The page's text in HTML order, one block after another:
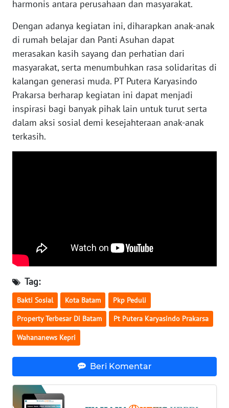
harmonis antara perusahaan dan masyarakat.
Dengan adanya kegiatan ini, diharapkan anak-anak
di rumah belajar dan Panti Asuhan dapat
merasakan kasih sayang dan perhatian dari
masyarakat, serta menumbuhkan rasa solidaritas di
kalangan generasi muda. PT Putera Karyasindo
Prakarsa berharap kegiatan ini dapat menjadi
inspirasi bagi banyak pihak lain untuk turut serta
dalam aksi sosial demi kesejahteraan anak-anak
terkasih.
Tag:
Bakti Sosial Kota Batam Pkp Peduli
Property Terbesar Di Batam Pt Putera Karyasindo Prakarsa
Wahananews Kepri
Beri Komentar
BALI
KALBAR
WN
KALTENG
WN
KALTARA
WN
SULUT
WN
MALUKU
WN
MALUT